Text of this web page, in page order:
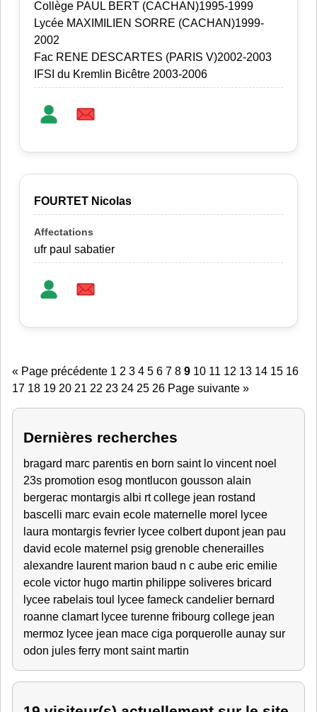
Collège PAUL BERT (CACHAN)1995-1999
Lycée MAXIMILIEN SORRE (CACHAN)1999-
2002
Fac RENE DESCARTES (PARIS V)2002-2003
IFSI du Kremlin Bicêtre 2003-2006
FOURTET Nicolas
ufr paul sabatier
« Page précédente 1 2 3 4 5 6 7 8 9 10 11 12 13 14 15 16
17 18 19 20 21 22 23 24 25 26 Page suivante »
Dernières recherches
bragard marc parentis en born saint lo vincent noel
23s promotion esog montlucon gousson alain
bergerac montargis albi rt college jean rostand
bascelli marc evain ecole maternelle morel lycee
laura montargis fevrier lycee colbert dupont jean pau
david ecole maternel psig grenoble chenerailles
alexandre laurent marion baud n c aube eric emilie
ecole victor hugo martin philippe soliveres bricard
lycee rabelais toul lycee fameck candelier bernard
roanne clamart lycee turenne fribourg college jean
mermoz lycee jean mace ciga porquerolle aunay sur
odon jules ferry mont saint martin